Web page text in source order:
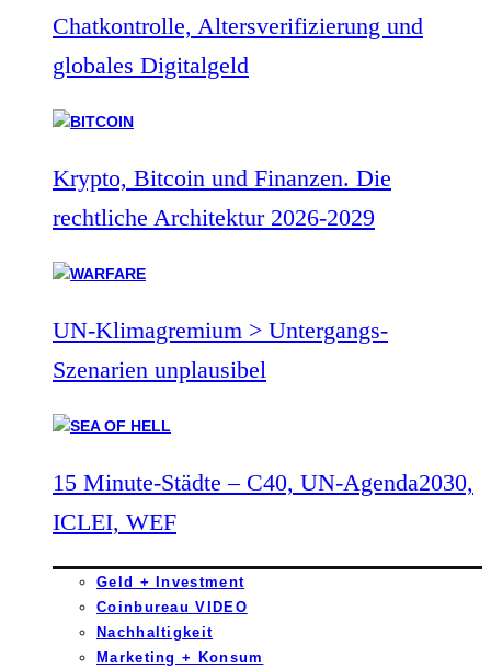
Chatkontrolle, Altersverifizierung und
globales Digitalgeld
Krypto, Bitcoin und Finanzen. Die
rechtliche Architektur 2026-2029
UN-Klimagremium > Untergangs-
Szenarien unplausibel
15 Minute-Städte – C40, UN-Agenda2030,
ICLEI, WEF
Geld + Investment
Coinbureau VIDEO
Nachhaltigkeit
Marketing + Konsum